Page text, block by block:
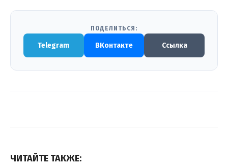
ПОДЕЛИТЬСЯ:
Telegram ВКонтакте Ссылка
ЧИТАЙТЕ ТАКЖЕ: